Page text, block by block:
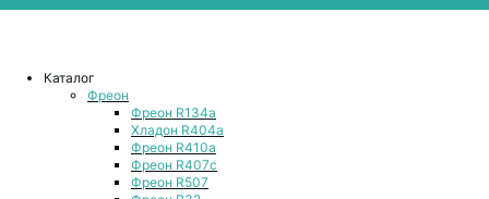
Каталог
Фреон
Фреон R134a
Хладон R404a
Фреон R410a
Фреон R407с
Фреон R507